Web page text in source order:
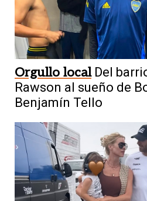
Orgullo local Del
Rawson al sueño de
Benjamín Tello